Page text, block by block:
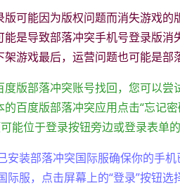
可能因为版权问题而消失游戏
是导致部落冲突手机号登录版
游戏最后，运营问题也可能是部
版部落冲突账号找回，您可以
百度版部落冲突应用点击“忘记
能位于登录按钮旁边或登录表单
安装部落冲突国际服确保你的手
际服，点击屏幕上的“登录”按钮